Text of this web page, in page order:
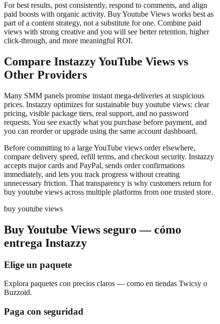
For best results, post consistently, respond to comments, and align
paid boosts with organic activity. Buy Youtube Views works best as
part of a content strategy, not a substitute for one. Combine paid
views with strong creative and you will see better retention, higher
click-through, and more meaningful ROI.
Compare Instazzy YouTube Views vs
Other Providers
Many SMM panels promise instant mega-deliveries at suspicious
prices. Instazzy optimizes for sustainable buy youtube views: clear
pricing, visible package tiers, real support, and no password
requests. You see exactly what you purchase before payment, and
you can reorder or upgrade using the same account dashboard.
Before committing to a large YouTube views order elsewhere,
compare delivery speed, refill terms, and checkout security. Instazzy
accepts major cards and PayPal, sends order confirmations
immediately, and lets you track progress without creating
unnecessary friction. That transparency is why customers return for
buy youtube views across multiple platforms from one trusted store.
buy youtube views
Buy Youtube Views seguro — cómo
entrega Instazzy
Elige un paquete
Explora paquetes con precios claros — como en tiendas Twicsy o
Buzzoid.
Paga con seguridad